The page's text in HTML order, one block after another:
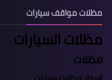
مظلات مواقف سيارات
مظلات السيارات
مظلات